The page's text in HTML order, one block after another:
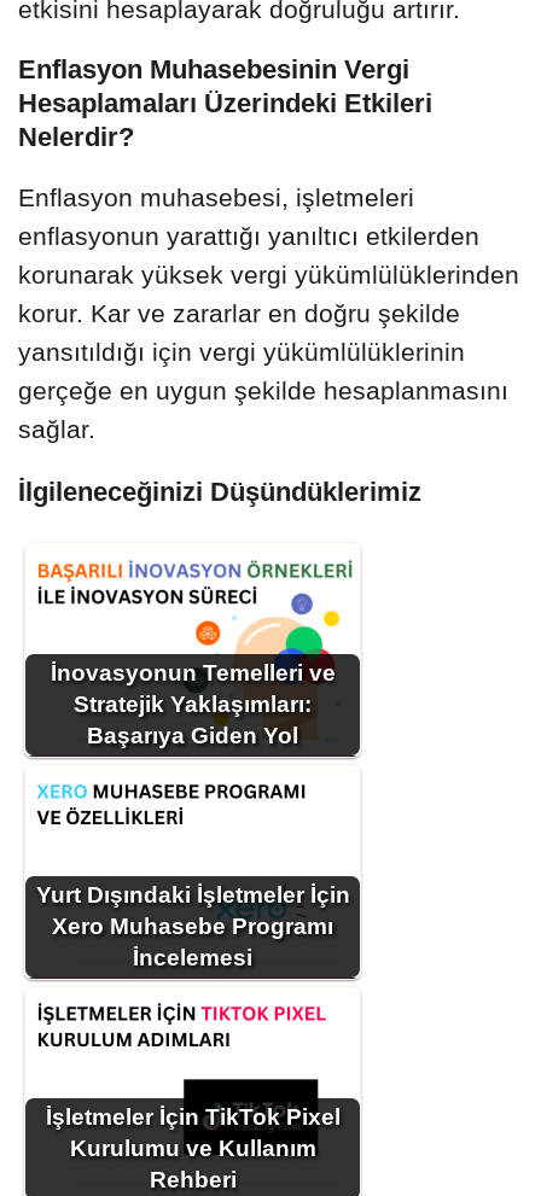
etkisini hesaplayarak doğruluğu artırır.
Enflasyon Muhasebesinin Vergi
Hesaplamaları Üzerindeki Etkileri
Nelerdir?
Enflasyon muhasebesi, işletmeleri
enflasyonun yarattığı yanıltıcı etkilerden
korunarak yüksek vergi yükümlülüklerinden
korur. Kar ve zararlar en doğru şekilde
yansıtıldığı için vergi yükümlülüklerinin
gerçeğe en uygun şekilde hesaplanmasını
sağlar.
İlgileneceğinizi Düşündüklerimiz
İnovasyonun Temelleri ve
Stratejik Yaklaşımları:
Başarıya Giden Yol
Yurt Dışındaki İşletmeler İçin
Xero Muhasebe Programı
İncelemesi
İşletmeler İçin TikTok Pixel
Kurulumu ve Kullanım
Rehberi